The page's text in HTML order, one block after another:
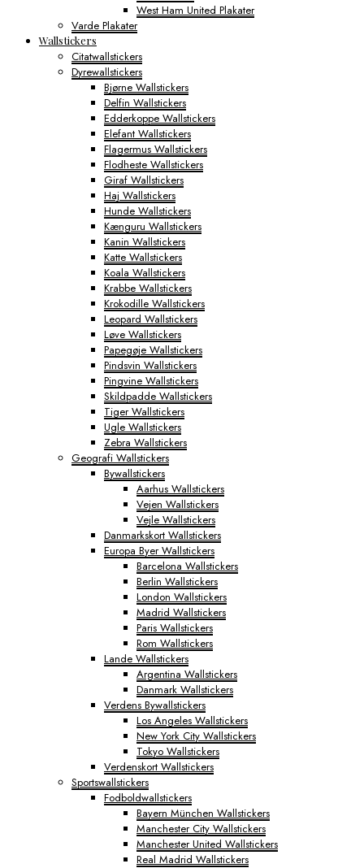
West Ham United Plakater
Varde Plakater
Wallstickers
Citatwallstickers
Dyrewallstickers
Bjørne Wallstickers
Delfin Wallstickers
Edderkoppe Wallstickers
Elefant Wallstickers
Flagermus Wallstickers
Flodheste Wallstickers
Giraf Wallstickers
Haj Wallstickers
Hunde Wallstickers
Kænguru Wallstickers
Kanin Wallstickers
Katte Wallstickers
Koala Wallstickers
Krabbe Wallstickers
Krokodille Wallstickers
Leopard Wallstickers
Løve Wallstickers
Papegøje Wallstickers
Pindsvin Wallstickers
Pingvine Wallstickers
Skildpadde Wallstickers
Tiger Wallstickers
Ugle Wallstickers
Zebra Wallstickers
Geografi Wallstickers
Bywallstickers
Aarhus Wallstickers
Vejen Wallstickers
Vejle Wallstickers
Danmarkskort Wallstickers
Europa Byer Wallstickers
Barcelona Wallstickers
Berlin Wallstickers
London Wallstickers
Madrid Wallstickers
Paris Wallstickers
Rom Wallstickers
Lande Wallstickers
Argentina Wallstickers
Danmark Wallstickers
Verdens Bywallstickers
Los Angeles Wallstickers
New York City Wallstickers
Tokyo Wallstickers
Verdenskort Wallstickers
Sportswallstickers
Fodboldwallstickers
Bayern München Wallstickers
Manchester City Wallstickers
Manchester United Wallstickers
Real Madrid Wallstickers